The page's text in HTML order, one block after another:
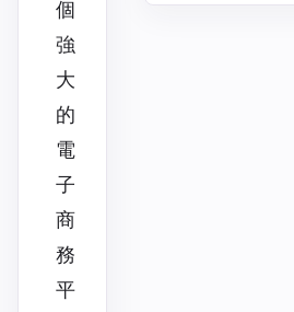
個
強
大
的
電
子
商
務
平